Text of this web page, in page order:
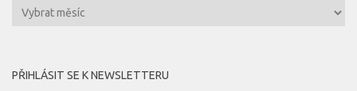
Archivy
PŘIHLÁSIT SE K NEWSLETTERU